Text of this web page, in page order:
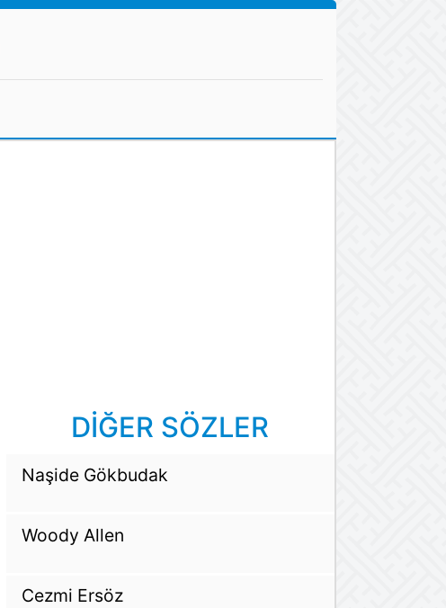
DİĞER SÖZLER
Naşide Gökbudak
Woody Allen
Cezmi Ersöz